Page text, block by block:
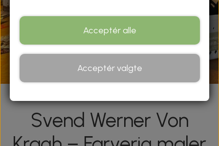
Svend Werner Von
Acceptér alle
Acceptér valgte